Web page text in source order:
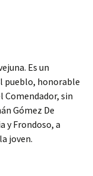
Es un
pueblo, honorable
Comendador, sin
Gómez De
y Frondoso, a
joven.